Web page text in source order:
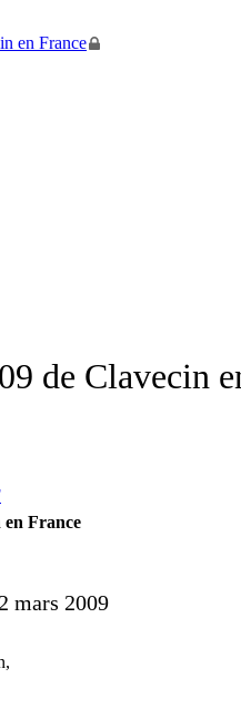
en France
de Clavecin
en France
mars 2009